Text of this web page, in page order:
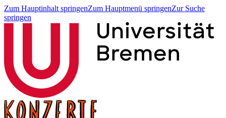
Zum Hauptinhalt springenZum Hauptmenü springenZur Suche
springen